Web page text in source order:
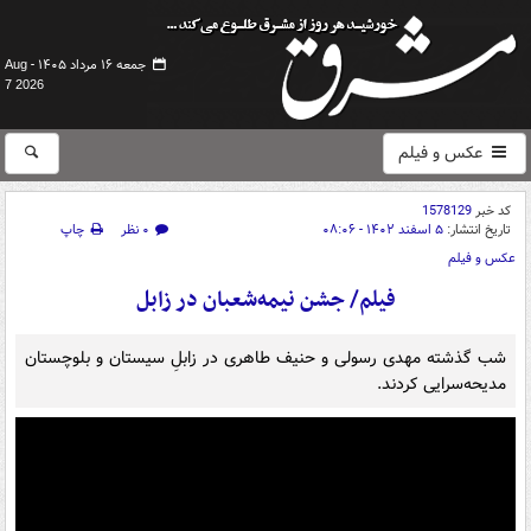
جمعه ۱۶ مرداد ۱۴۰۵ -
Aug
7 2026
عکس و فیلم
کد خبر1578129
تاریخ انتشار: ۵ اسفند ۱۴۰۲ - ۰۸:۰۶ ۰ نظر
چاپ
عکس و فیلم
فیلم/ جشن نیمه‌شعبان در زابل
شب گذشته مهدی رسولی و حنیف طاهری در زابلِ سیستان و بلوچستان
مدیحه‌سرایی کردند.